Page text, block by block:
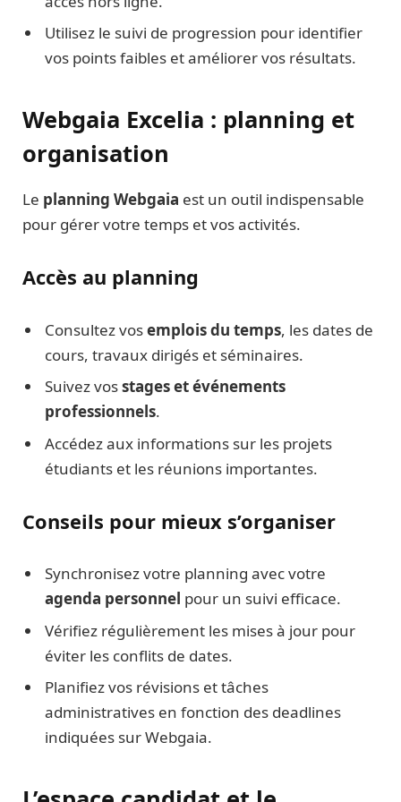
Utilisez le suivi de progression pour identifier
vos points faibles et améliorer vos résultats.
Webgaia Excelia : planning et
organisation
Le planning Webgaia est un outil indispensable
pour gérer votre temps et vos activités.
Accès au planning
Consultez vosemplois du temps, les dates de
cours, travaux dirigés et séminaires.
Suivez vosstages et événements
professionnels.
Accédez aux informations sur les projets
étudiants et les réunions importantes.
Conseils pour mieux s’organiser
Synchronisez votre planning avec votre
agenda personnel pour un suivi efficace.
Vérifiez régulièrement les mises à jour pour
éviter les conflits de dates.
Planifiez vos révisions et tâches
administratives en fonction des deadlines
indiquées sur Webgaia.